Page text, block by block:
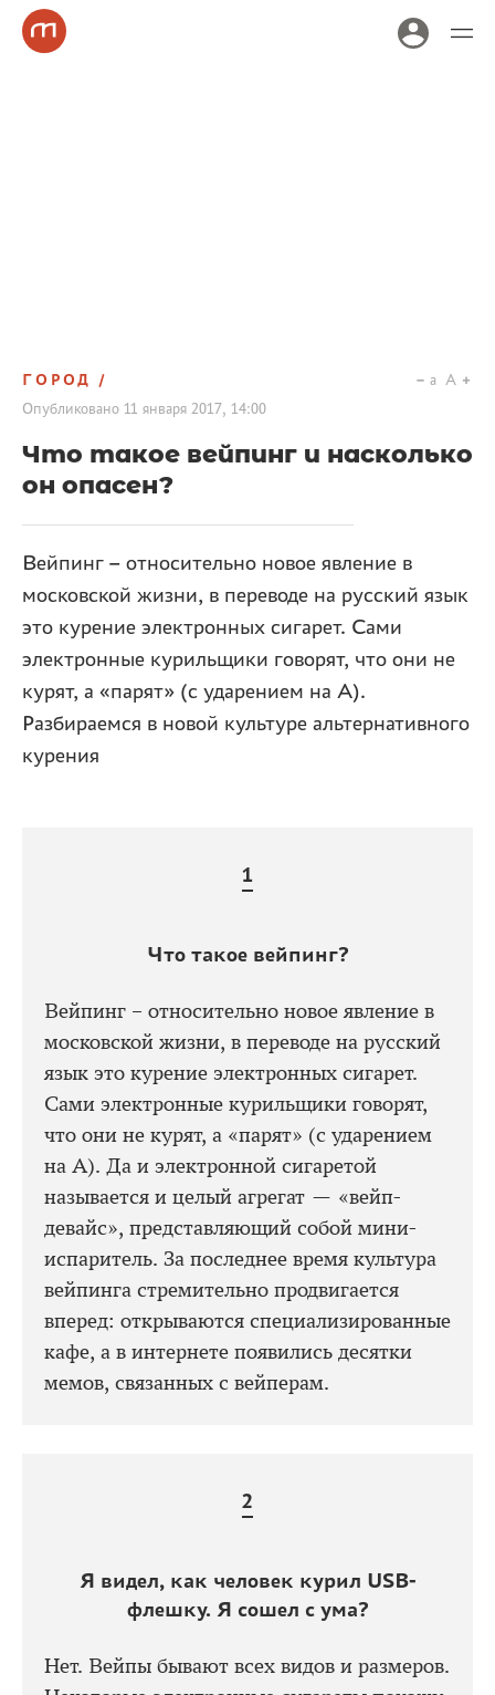
ГОРОД
Опубликовано 11 января 2017, 14:00
a A
Что такое вейпинг и насколько
он опасен?
Вейпинг – относительно новое явление в
московской жизни, в переводе на русский язык
это курение электронных сигарет. Сами
электронные курильщики говорят, что они не
курят, а «парят» (с ударением на А).
Разбираемся в новой культуре альтернативного
курения
Что такое вейпинг?
Вейпинг – относительно новое явление в
московской жизни, в переводе на русский
язык это курение электронных сигарет.
Сами электронные курильщики говорят,
что они не курят, а «парят» (с ударением
на А). Да и электронной сигаретой
называется и целый агрегат — «вейп-
девайс», представляющий собой мини-
испаритель. За последнее время культура
вейпинга стремительно продвигается
вперед: открываются специализированные
кафе, а в интернете появились десятки
мемов, связанных с вейперам.
Я видел, как человек курил USB-
флешку. Я сошел с ума?
Нет. Вейпы бывают всех видов и размеров.